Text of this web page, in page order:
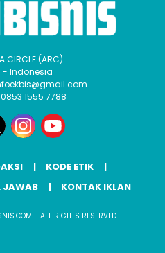
CIRCLE (ARC)
- Indonesia
1555 7788
KODE ETIK
JAWAB KONTAK IKLAN
- ALL RIGHTS RESERVED